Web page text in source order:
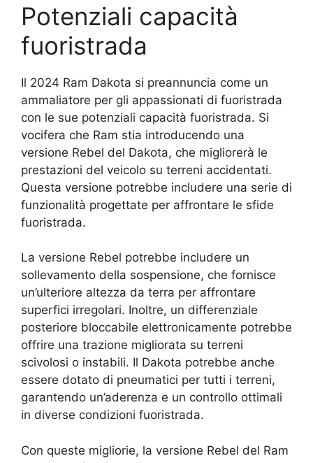
Potenziali capacità
fuoristrada
Il 2024 Ram Dakota si preannuncia come un
ammaliatore per gli appassionati di fuoristrada
con le sue potenziali capacità fuoristrada. Si
vocifera che Ram stia introducendo una
versione Rebel del Dakota, che migliorerà le
prestazioni del veicolo su terreni accidentati.
Questa versione potrebbe includere una serie di
funzionalità progettate per affrontare le sfide
fuoristrada.
La versione Rebel potrebbe includere un
sollevamento della sospensione, che fornisce
un’ulteriore altezza da terra per affrontare
superfici irregolari. Inoltre, un differenziale
posteriore bloccabile elettronicamente potrebbe
offrire una trazione migliorata su terreni
scivolosi o instabili. Il Dakota potrebbe anche
essere dotato di pneumatici per tutti i terreni,
garantendo un’aderenza e un controllo ottimali
in diverse condizioni fuoristrada.
Con queste migliorie, la versione Rebel del Ram